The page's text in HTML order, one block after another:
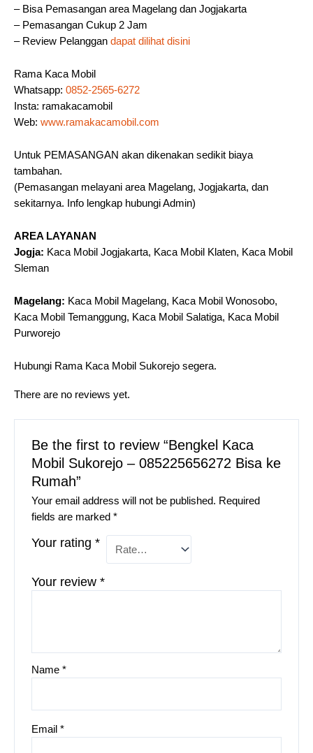
– Bisa Pemasangan area Magelang dan Jogjakarta
– Pemasangan Cukup 2 Jam
– Review Pelanggan dapat dilihat disini
Rama Kaca Mobil
Whatsapp: 0852-2565-6272
Insta: ramakacamobil
Web: www.ramakacamobil.com
Untuk PEMASANGAN akan dikenakan sedikit biaya
tambahan.
(Pemasangan melayani area Magelang, Jogjakarta, dan
sekitarnya. Info lengkap hubungi Admin)
AREA LAYANAN
Jogja: Kaca Mobil Jogjakarta, Kaca Mobil Klaten, Kaca Mobil
Sleman
Magelang: Kaca Mobil Magelang, Kaca Mobil Wonosobo,
Kaca Mobil Temanggung, Kaca Mobil Salatiga, Kaca Mobil
Purworejo
Hubungi Rama Kaca Mobil Sukorejo segera.
There are no reviews yet.
Be the first to review “Bengkel Kaca
Mobil Sukorejo – 085225656272 Bisa ke
Rumah”
Your email address will not be published. Required
fields are marked*
Your rating*
Your review*
Name*
Email*